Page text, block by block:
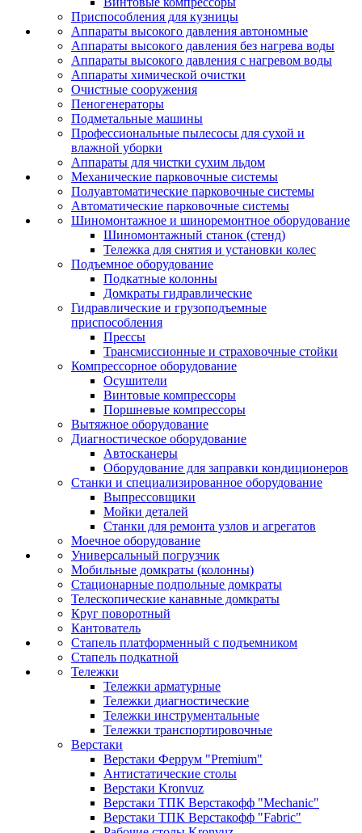
Приспособления для кузницы
Аппараты высокого давления автономные
Аппараты высокого давления без нагрева воды
Аппараты высокого давления с нагревом воды
Аппараты химической очистки
Очистные сооружения
Пеногенераторы
Подметальные машины
Профессиональные пылесосы для сухой и
влажной уборки
Аппараты для чистки сухим льдом
Механические парковочные системы
Полуавтоматические парковочные системы
Автоматические парковочные системы
Шиномонтажное и шиноремонтное оборудование
Шиномонтажный станок (стенд)
Тележка для снятия и установки колес
Подъемное оборудование
Подкатные колонны
Домкраты гидравлические
Гидравлические и грузоподъемные
приспособления
Прессы
Трансмиссионные и страховочные стойки
Компрессорное оборудование
Осушители
Винтовые компрессоры
Поршневые компрессоры
Вытяжное оборудование
Диагностическое оборудование
Автосканеры
Оборудование для заправки кондиционеров
Станки и специализированное оборудование
Выпрессовщики
Мойки деталей
Станки для ремонта узлов и агрегатов
Моечное оборудование
Универсальный погрузчик
Мобильные домкраты (колонны)
Стационарные подпольные домкраты
Телескопические канавные домкраты
Круг поворотный
Кантователь
Стапель платформенный с подъемником
Стапель подкатной
Тележки
Тележки арматурные
Тележки диагностические
Тележки инструментальные
Тележки транспортировочные
Верстаки
Верстаки Феррум "Premium"
Антистатические столы
Верстаки Kronvuz
Верстаки ТПК Верстакофф "Mechanic"
Верстаки ТПК Верстакофф "Fabric"